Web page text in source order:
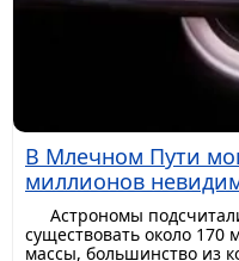
В Млечном Пути
миллионов
Астрономы
существовать около
массы, большинство из